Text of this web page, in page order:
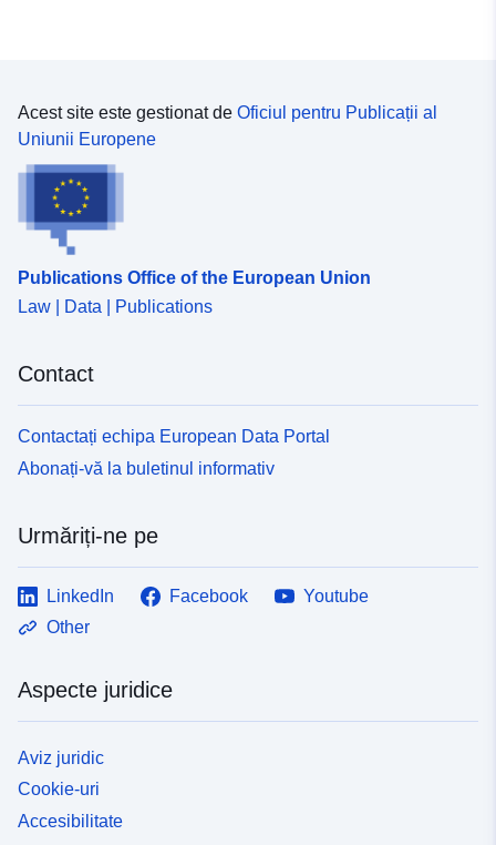
Acest site este gestionat de Oficiul pentru Publicații al
Uniunii Europene
Publications Office of the European Union
Law | Data | Publications
Contact
Contactați echipa European Data Portal
Abonați-vă la buletinul informativ
Urmăriți-ne pe
LinkedIn Facebook
Youtube
Other
Aspecte juridice
Aviz juridic
Cookie-uri
Accesibilitate